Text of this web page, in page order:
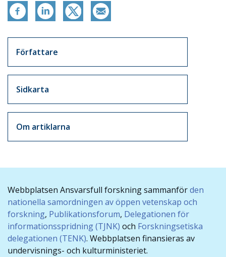
Författare
Sidkarta
Om artiklarna
Webbplatsen Ansvarsfull forskning sammanförden
nationella samordningen av öppen vetenskap och
forskning, Publikationsforum, Delegationen för
informationsspridning (TJNK) och Forskningsetiska
delegationen (TENK). Webbplatsen finansieras av
undervisnings- och kulturministeriet.